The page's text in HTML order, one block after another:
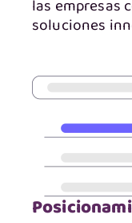
las empresas
soluciones